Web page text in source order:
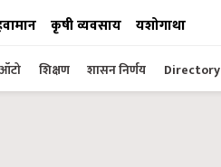
कृषी व्यवसाय यशोगाथा
ऑटो शिक्षण शासन निर्णय Directory